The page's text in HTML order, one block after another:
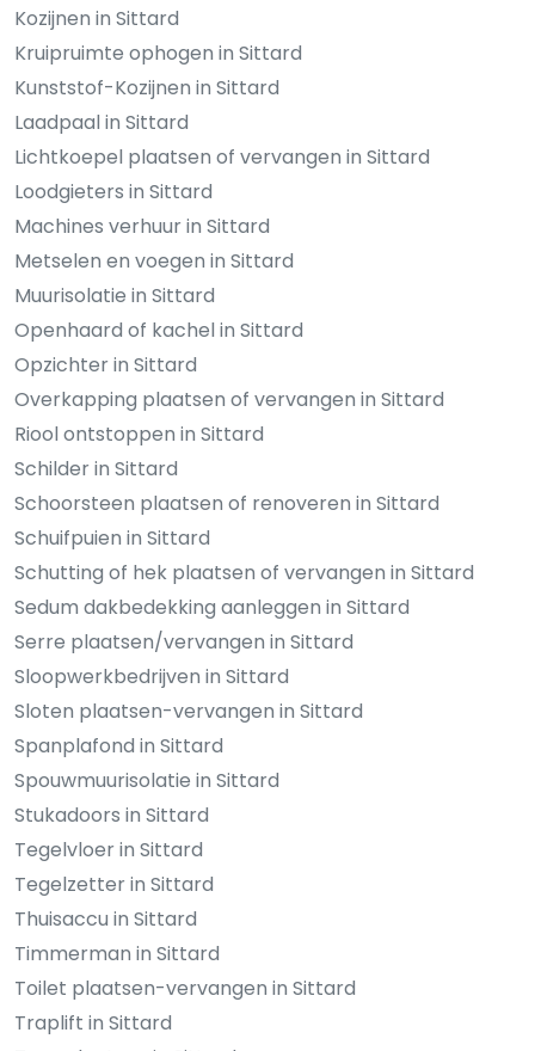
Kozijnen in Sittard
Kruipruimte ophogen in Sittard
Kunststof-Kozijnen in Sittard
Laadpaal in Sittard
Lichtkoepel plaatsen of vervangen in Sittard
Loodgieters in Sittard
Machines verhuur in Sittard
Metselen en voegen in Sittard
Muurisolatie in Sittard
Openhaard of kachel in Sittard
Opzichter in Sittard
Overkapping plaatsen of vervangen in Sittard
Riool ontstoppen in Sittard
Schilder in Sittard
Schoorsteen plaatsen of renoveren in Sittard
Schuifpuien in Sittard
Schutting of hek plaatsen of vervangen in Sittard
Sedum dakbedekking aanleggen in Sittard
Serre plaatsen/vervangen in Sittard
Sloopwerkbedrijven in Sittard
Sloten plaatsen-vervangen in Sittard
Spanplafond in Sittard
Spouwmuurisolatie in Sittard
Stukadoors in Sittard
Tegelvloer in Sittard
Tegelzetter in Sittard
Thuisaccu in Sittard
Timmerman in Sittard
Toilet plaatsen-vervangen in Sittard
Traplift in Sittard